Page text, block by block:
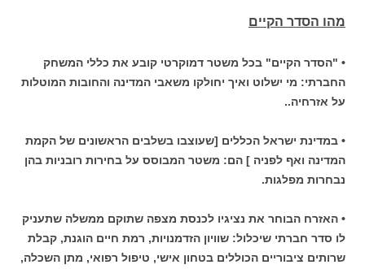
מהו הסדר הקיים
• "הסדר הקיים" בכל משטר דמוקרטי קובע את כללי המשחק
החברתי: מי ישלוט ואיך יחולקו משאבי המדינה והחובות המוטלות
על אזרחיה..
• במדינת ישראל הכללים [שעוצבו בשלבים הראשונים של הקמת
המדינה ואף לפניה ] הם: משטר המבוסס על בחירות רובניות בהן
נבחרות מפלגות.
• האזרח הבוחר את נציגיו לכנסת מצפה שתוקם ממשלה שתעניק
לו סדר חברתי שיכלול: שוויון הזדמנויות, רמת חיים הוגנת, קבלת
שרותים ציבוריים הכוללים בטחון אישי, טיפול רפואי, מתן השכלה,